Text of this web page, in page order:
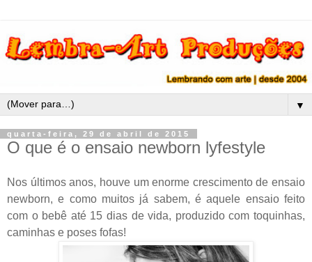
▼
quarta-feira, 29 de abril de 2015
O que é o ensaio newborn lyfestyle
Nos últimos anos, houve um enorme crescimento de ensaio
newborn, e como muitos já sabem, é aquele ensaio feito
com o bebê até 15 dias de vida, produzido com toquinhas,
caminhas e poses fofas!